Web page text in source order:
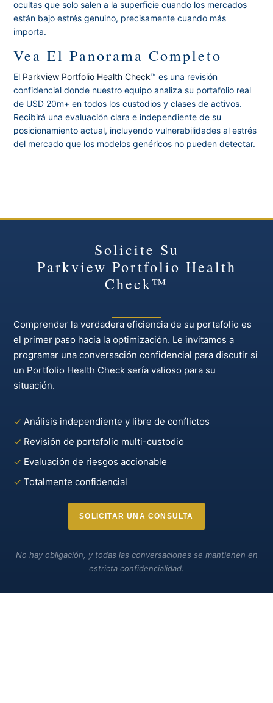
ocultas que solo salen a la superficie cuando los mercados
están bajo estrés genuino, precisamente cuando más
importa.
Vea El Panorama Completo
El Parkview Portfolio Health Check™ es una revisión
confidencial donde nuestro equipo analiza su portafolio real
de USD 20m+ en todos los custodios y clases de activos.
Recibirá una evaluación clara e independiente de su
posicionamiento actual, incluyendo vulnerabilidades al estrés
del mercado que los modelos genéricos no pueden detectar.
Solicite Su
Parkview Portfolio Health
Check™
Comprender la verdadera eficiencia de su portafolio es
el primer paso hacia la optimización. Le invitamos a
programar una conversación confidencial para discutir si
un Portfolio Health Check sería valioso para su
situación.
✓ Análisis independiente y libre de conflictos
✓ Revisión de portafolio multi-custodio
✓ Evaluación de riesgos accionable
✓ Totalmente confidencial
SOLICITAR UNA CONSULTA
No hay obligación, y todas las conversaciones se mantienen en
estricta confidencialidad.